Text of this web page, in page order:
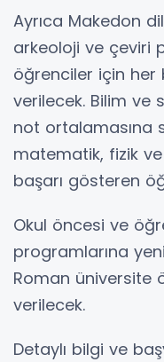
Ayrıca Makedon
arkeoloji ve çeviri
öğrenciler için her
verilecek. Bilim ve
not ortalamasına
matematik, fizik
başarı gösteren
Okul öncesi ve
programlarına
Roman üniversite
verilecek.
Detaylı bilgi ve